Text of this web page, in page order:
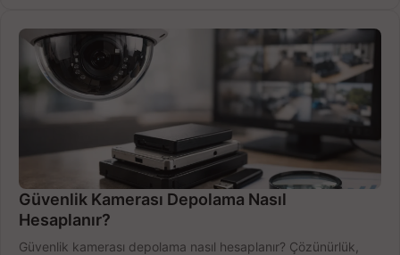
Güvenlik Kamerası Depolama Nasıl
Hesaplanır?
Güvenlik kamerası depolama nasıl hesaplanır? Çözünürlük,